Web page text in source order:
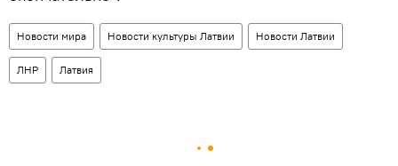
Новости мира Новости культуры Латвии Новости Латвии
ЛНР Латвия